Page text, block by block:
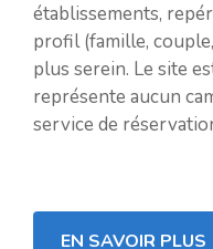
établissements,
profil (famille,
plus serein. Le site
représente aucun
service de
EN SAVOIR PLUS